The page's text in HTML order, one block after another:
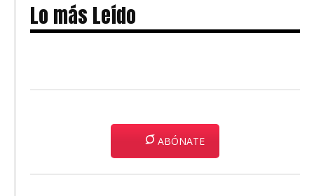
Lo más Leído
ABÓNATE